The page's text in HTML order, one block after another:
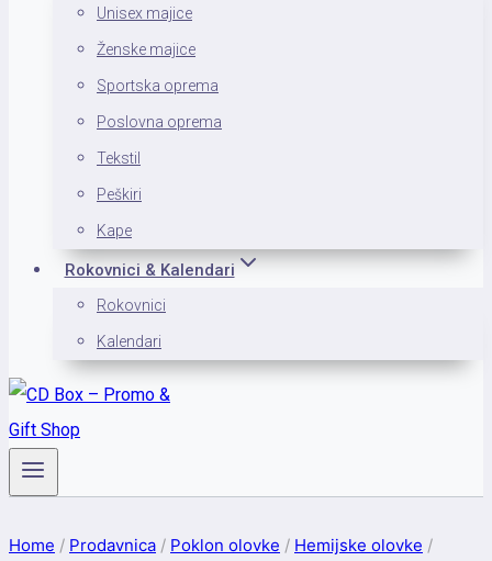
Unisex majice
Ženske majice
Sportska oprema
Poslovna oprema
Tekstil
Peškiri
Kape
Rokovnici & Kalendari
Rokovnici
Kalendari
Home / Prodavnica / Poklon olovke / Hemijske olovke /